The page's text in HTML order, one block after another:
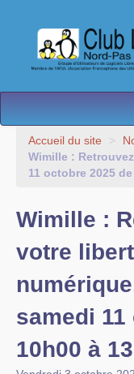
L’Association
Nos Activités
Espace membres
Accueil du site >
Wimille :
11 octobre 2025
Wimille :
votre
samedi 11
10h00 à